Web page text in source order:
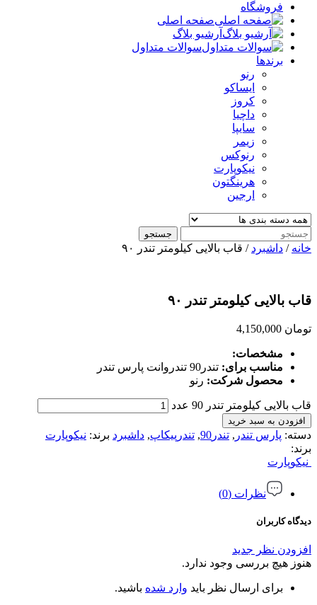
فروشگاه
صفحه اصلی
آرشیو بلاگ
سوالات متداول
برندها
رنو
ایساکو
کروز
داچیا
سایپا
زیمر
رنوکس
نیکوپارت
هرینگتون
ارجین
جستجو
خانه / داشبرد / قاب بالایی کیلومتر تندر ۹۰
قاب بالایی کیلومتر تندر ۹۰
تومان
مشخصات:
مناسب برای: تندر90 تندروانت پارس تندر
محصول شرکت: رنو
قاب بالایی کیلومتر تندر 90 عدد
افزودن به سبد خرید
دسته: پارس تندر , تندر90 , تندرپیکاپ, داشبرد برند: نیکوپارت
برند:
نیکوپارت
نظرات (0)
دیدگاه کاربران
افزودن نظر جدید
هنوز هیچ بررسی وجود ندارد.
برای ارسال نظر باید وارد شده باشید.